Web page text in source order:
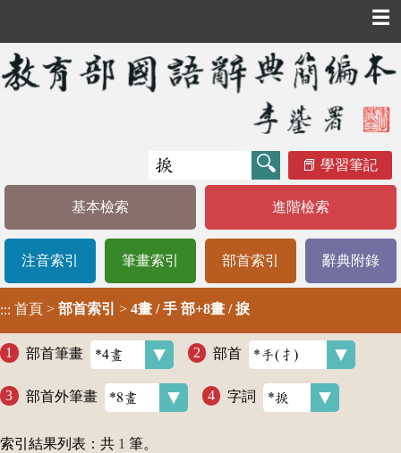
☰
學習筆記
基本檢索 進階檢索
注音索引 筆畫索引 部首索引 辭典附錄
::: 首頁 > 部首索引 > 4畫 / 手 部+8畫 / 捩
部首筆畫 部首
部首外筆畫 字詞
索引結果列表：共 1 筆。